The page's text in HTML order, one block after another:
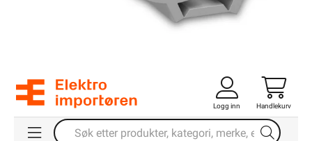
Logg inn Handlekurv